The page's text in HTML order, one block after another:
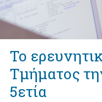
Το
Τμήματος
5ετία